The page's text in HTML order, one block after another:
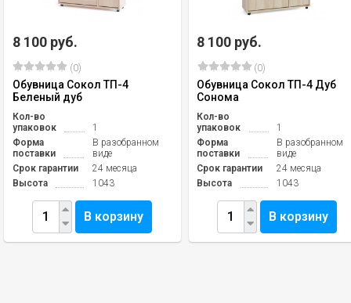
8 100 руб.
(0)
Обувница Сокол ТП-4
Беленый дуб
Кол-во
упаковок
1
Форма
поставки
В разобранном
виде
Срок гарантии
24 месяца
Высота
1043
В корзину
8 100 руб.
(0)
Обувница Сокол ТП-4 Дуб
Сонома
Кол-во
упаковок
1
Форма
поставки
В разобранном
виде
Срок гарантии
24 месяца
Высота
1043
В корзину